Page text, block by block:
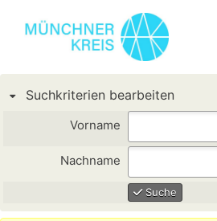
Suchkriterien bearbeiten
Vorname
Nachname
Suche